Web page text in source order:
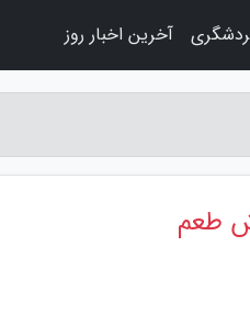
آخرین اخبار روز